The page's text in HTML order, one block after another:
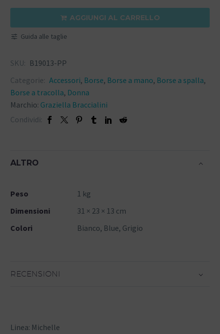
 AGGIUNGI AL CARRELLO
Guida alle taglie
SKU: B19013-PP
Categorie: Accessori, Borse, Borse a mano, Borse a spalla,
Borse a tracolla, Donna
Marchio: Graziella Braccialini
Condividi:
ALTRO
Peso
1 kg
Dimensioni
31 × 23 × 13 cm
Colori
Bianco, Blue, Grigio
RECENSIONI
Linea: Michelle